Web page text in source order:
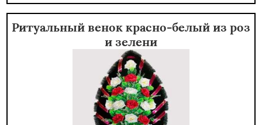
Ритуальный венок красно-белый из роз
и зелени